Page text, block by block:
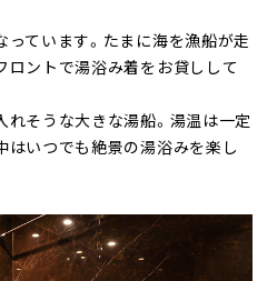
っています。たまに海を漁船が走
ロントで湯浴み着をお貸しして
そうな大きな湯船。湯温は一定
はいつでも絶景の湯浴みを楽し